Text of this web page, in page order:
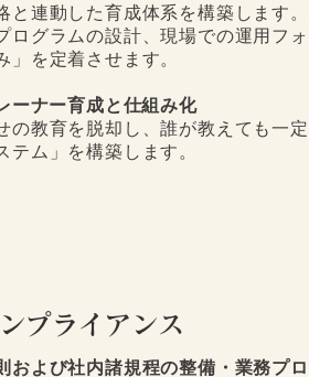
連動した育成体系を構築します
グラムの設計、現場での運用フ
を定着させます。
ーナー育成と仕組み化
教育を脱却し、誰が教えても一
ム」を構築します。
プライアンス
および社内諸規程の整備・業務プ